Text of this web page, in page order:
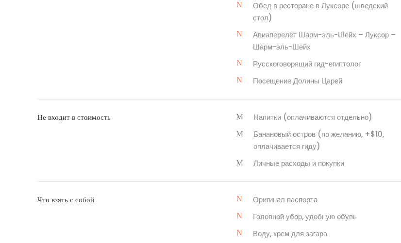
Обед в ресторане в Луксоре (шведский
стол)
Авиаперелёт Шарм-эль-Шейх – Луксор –
Шарм-эль-Шейх
Русскоговорящий гид-египтолог
Посещение Долины Царей
Не входит в стоимость
Напитки (оплачиваются отдельно)
Банановый остров (по желанию, +$10,
оплачивается гиду)
Личные расходы и покупки
Что взять с собой
Оригинал паспорта
Головной убор, удобную обувь
Воду, крем для загара